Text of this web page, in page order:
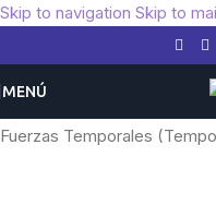
Skip to navigation Skip to
MENÚ
Fuerzas Temporales